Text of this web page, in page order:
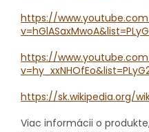
https://
https://
https://sk.wikipedia.org/
Viac informácii o